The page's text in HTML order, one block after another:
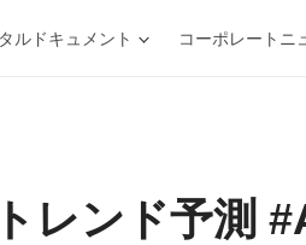
ルドキュメント コーポレートニ
レンド予測